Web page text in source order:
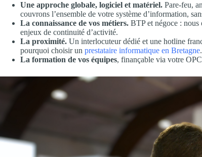
Une approche globale, logiciel et matériel. Pare-feu,
couvrons l’ensemble de votre système d’information,
La connaissance de vos métiers. BTP et négoce :
enjeux de continuité d’activité.
La proximité. Un interlocuteur dédié et une hotline
pourquoi choisir un prestataire informatique en Bretagne.
La formation de vos équipes, finançable via votre